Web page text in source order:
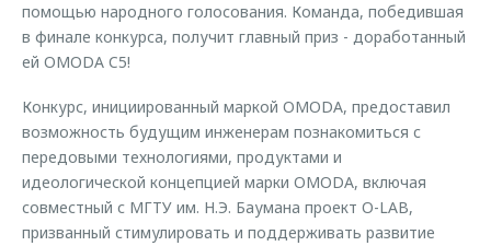
помощью народного голосования. Команда, победившая
в финале конкурса, получит главный приз - доработанный
ей OMODA C5!
Конкурс, инициированный маркой OMODA, предоставил
возможность будущим инженерам познакомиться c
передовыми технологиями, продуктами и
идеологической концепцией марки OMODA, включая
совместный с МГТУ им. Н.Э. Баумана проект O-LAB,
призванный стимулировать и поддерживать развитие